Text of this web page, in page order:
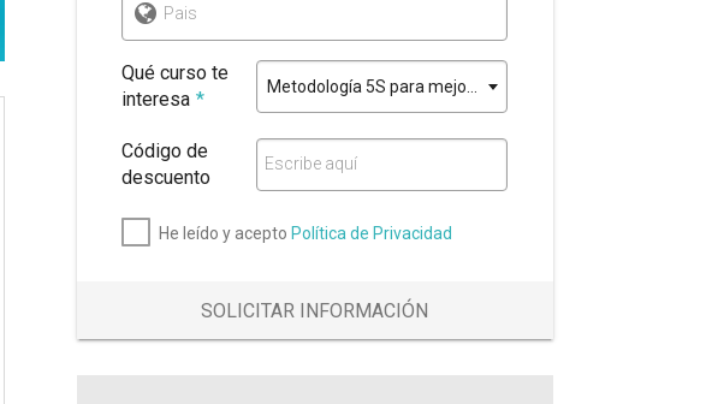
Pais
Qué curso te
interesa *
Metodología 5S para mejorar la productividad y reducir desperdicios
Código de
descuento
Escribe aquí
He leído y acepto Política de Privacidad
SOLICITAR INFORMACIÓN